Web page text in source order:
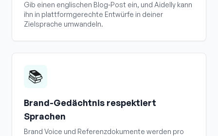
Gib einen englischen Blog-Post ein, und Aidelly kann
ihn in plattformgerechte Entwürfe in deiner
Zielsprache umwandeln.
📚
Brand-Gedächtnis respektiert
Sprachen
Brand Voice und Referenzdokumente werden pro